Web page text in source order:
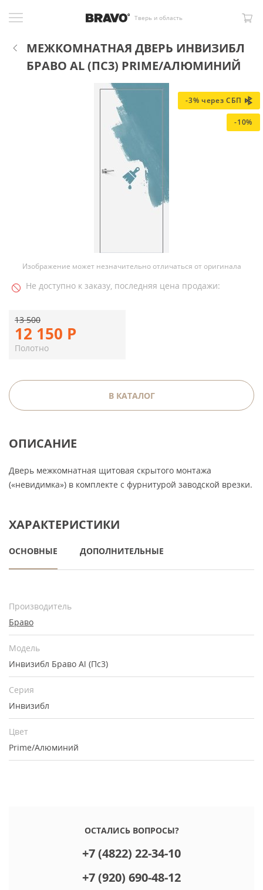
Тверь и область
МЕЖКОМНАТНАЯ ДВЕРЬ ИНВИЗИБЛ
БРАВО AL (ПC3) PRIME/АЛЮМИНИЙ
-3% через СБП
-10%
Изображение может незначительно отличаться от оригинала
Не доступно к заказу, последняя цена продажи:
12 150 Р
13 500
Полотно
В КАТАЛОГ
ОПИСАНИЕ
Дверь межкомнатная щитовая скрытого монтажа
(«невидимка») в комплекте с фурнитурой заводской врезки.
ХАРАКТЕРИСТИКИ
ОСНОВНЫЕ ДОПОЛНИТЕЛЬНЫЕ
Производитель
Браво
Модель
Инвизибл Браво Al (Пc3)
Серия
Инвизибл
Цвет
Prime/Алюминий
ОСТАЛИСЬ ВОПРОСЫ?
+7 (4822) 22-34-10
+7 (920) 690-48-12